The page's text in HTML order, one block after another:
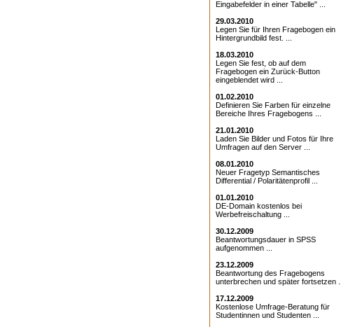
Eingabefelder in einer Tabelle" ...
29.03.2010
Legen Sie für Ihren Fragebogen ein
Hintergrundbild fest. ...
18.03.2010
Legen Sie fest, ob auf dem
Fragebogen ein Zurück-Button
eingeblendet wird ...
01.02.2010
Definieren Sie Farben für einzelne
Bereiche Ihres Fragebogens ...
21.01.2010
Laden Sie Bilder und Fotos für Ihre
Umfragen auf den Server ...
08.01.2010
Neuer Fragetyp Semantisches
Differential / Polaritätenprofil ...
01.01.2010
DE-Domain kostenlos bei
Werbefreischaltung ...
30.12.2009
Beantwortungsdauer in SPSS
aufgenommen ...
23.12.2009
Beantwortung des Fragebogens
unterbrechen und später fortsetzen ...
17.12.2009
Kostenlose Umfrage-Beratung für
Studentinnen und Studenten ...